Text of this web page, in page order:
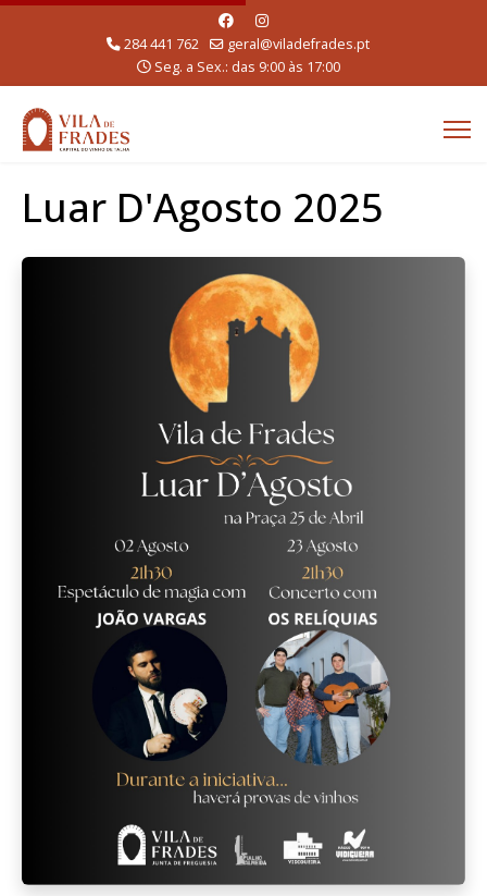
284 441 762
geral@viladefrades.pt
Seg. a Sex.: das 9:00 às 17:00
Luar D'Agosto 2025